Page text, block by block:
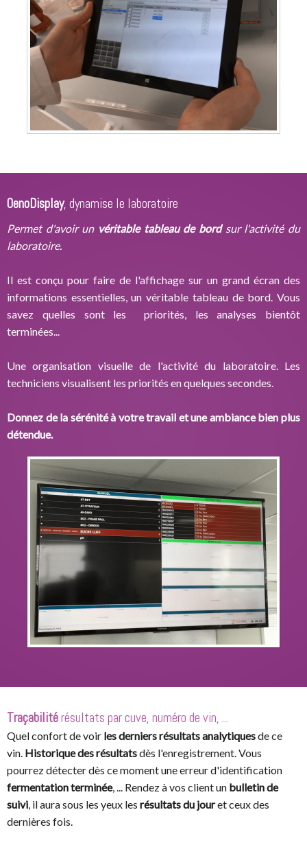
OenoDisplay, dynamise le laboratoire
Permet d'avoir un véritable tableau de bordsur l'activité du
laboratoire.
Il est conçu pour faire de l'affichage sur un grand écran des
informations essentielles, un véritable tableau de bord. Vous
savez quelles sont les priorités, les analyses bientôt
terminées...
Une organisation visuelle de l'activité du laboratoire. Les
techniciens visualisent les priorités en quelques secondes.
Donnez de la sérénité à votre travail et une ambiance bien plus
détendue.
Traçabilitérésultats par cuve, numéro de vin, ...
Quel confort de voir les derniers résultats analytiquesde ce
vin. Historique des résultatsdès l'enregistrement. Vous
pourrez détecter dès ce moment une erreur d'identification
fermentation terminée, ... Rendez à vos client un bulletin de
suivi, il aura sous les yeux les résultats du jouret ceux des
dernières fois.